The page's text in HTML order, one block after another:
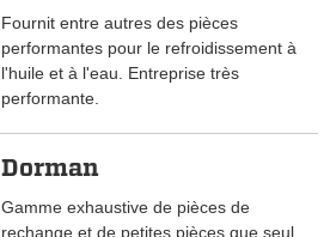
Fournit entre autres des pièces
performantes pour le refroidissement à
l'huile et à l'eau. Entreprise très
performante.
Dorman
Gamme exhaustive de pièces de
rechange et de petites pièces que seul